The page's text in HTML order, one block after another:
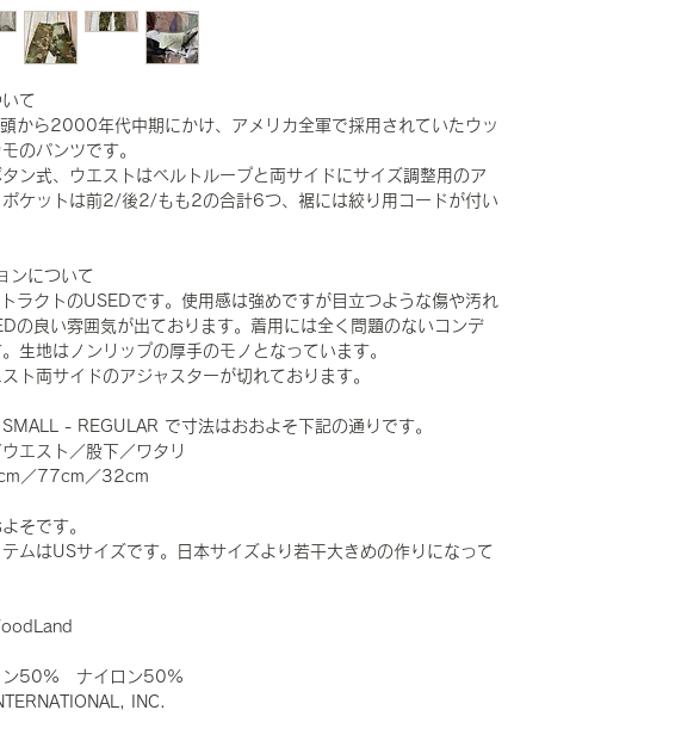
て
から2000年代中期にかけ、アメリカ全軍で採用されていたウッ
のパンツです。
ン式、ウエストはベルトループと両サイドにサイズ調整用のア
ポケットは前2/後2/もも2の合計6つ、裾には絞り用コードが付い
ンについて
ラクトのUSEDです。使用感は強めですが目立つような傷や汚れ
の良い雰囲気が出ております。着用には全く問題のないコンデ
生地はノンリップの厚手のモノとなっています。
ト両サイドのアジャスターが切れております。
- REGULAR で寸法はおおよそ下記の通りです。
エスト／股下／ワタリ
／77cm／32cm
そです。
ムはUSサイズです。日本サイズより若干大きめの作りになって
ン50% ナイロン50%
INC.